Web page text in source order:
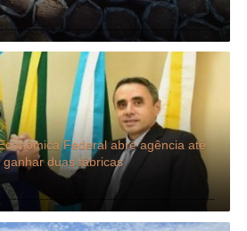
Federal abre agência até
duas fábricas